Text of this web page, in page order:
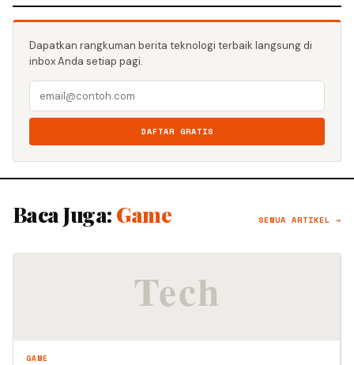
Dapatkan rangkuman berita teknologi terbaik langsung di
inbox Anda setiap pagi.
DAFTAR GRATIS
Baca Juga: Game SEMUA ARTIKEL →
GAME